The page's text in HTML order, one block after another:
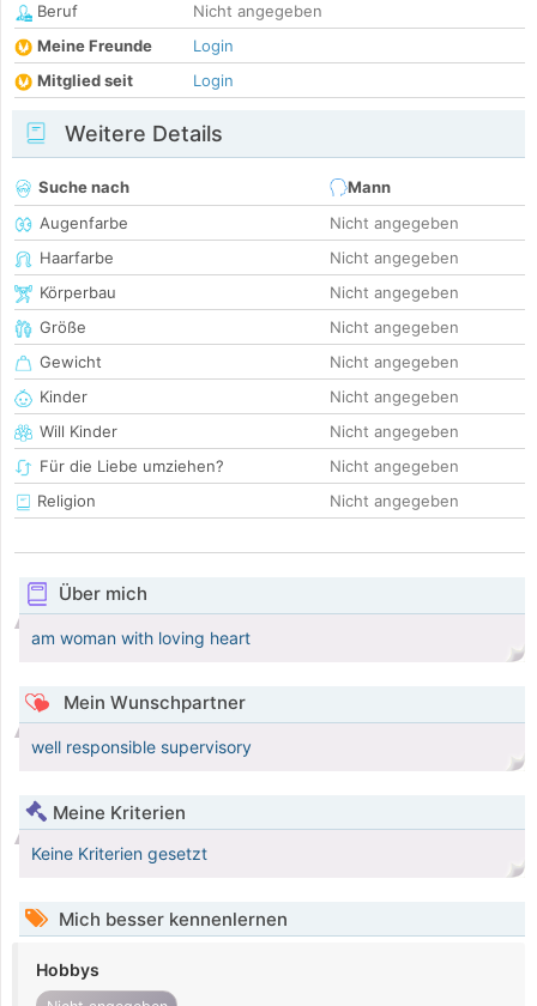
Beruf
Nicht angegeben
Meine Freunde
Login
Mitglied seit
Login
Weitere Details
Suche nach
Mann
Augenfarbe
Nicht angegeben
Haarfarbe
Nicht angegeben
Körperbau
Nicht angegeben
Größe
Nicht angegeben
Gewicht
Nicht angegeben
Kinder
Nicht angegeben
Will Kinder
Nicht angegeben
Für die Liebe umziehen?
Nicht angegeben
Religion
Nicht angegeben
Über mich
am woman with loving heart
Mein Wunschpartner
well responsible supervisory
Meine Kriterien
Keine Kriterien gesetzt
Mich besser kennenlernen
Hobbys